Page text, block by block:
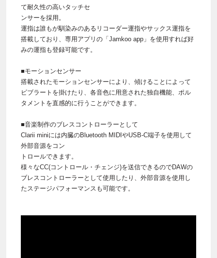
て耐久性の高いタッチセ
ンサーを採用。
運指は誰もが馴染みのあるリコーダー運指やサックス運指を
搭載しており、専用アプリの「Jamkoo app」を使用すれば好
みの運指も登録可能です。
■モーションセンサー
搭載されたモーションセンサーにより、傾けることによって
ビブラートを掛けたり、各音色に用意された独自機能、ポル
タメントを直感的に行うことができます。
■音楽制作のブレスコントローラーとして
Clarii miniには内臓のBluetooth MIDIやUSB-C端子を使用して
外部音源をコン
トロールできます。
様々なCC(コントロール・チェンジ)を送信できるのでDAWの
ブレスコントローラーとして使用したり、外部音源を使用し
たステージパフォーマンスも可能です。